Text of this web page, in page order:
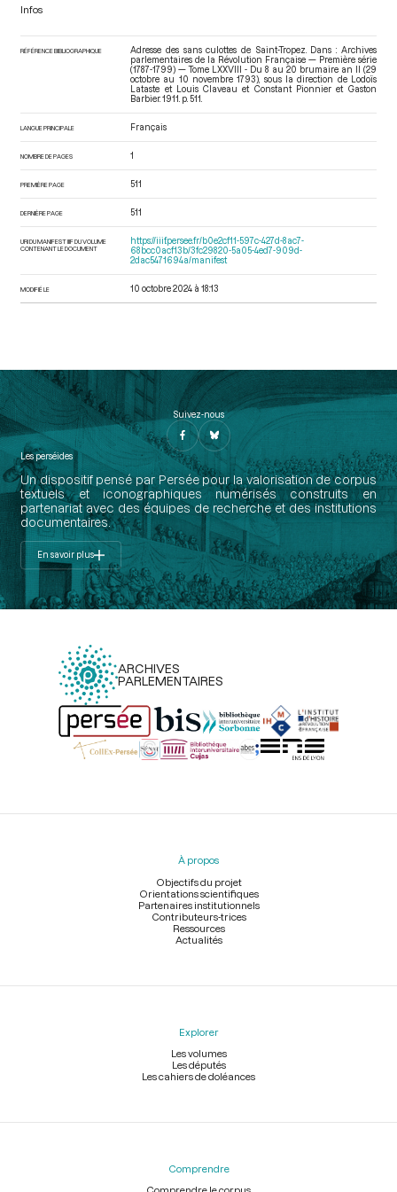
Infos
RÉFÉRENCE BIBLIOGRAPHIQUE
Adresse des sans culottes de Saint-Tropez. Dans : Archives
parlementaires de la Révolution Française — Première série
(1787-1799) — Tome LXXVIII - Du 8 au 20 brumaire an II (29
octobre au 10 novembre 1793) , sous la direction de Lodoïs
Lataste et Louis Claveau et Constant Pionnier et Gaston
Barbier. 1911. p. 511.
LANGUE PRINCIPALE Français
NOMBRE DE PAGES 1
PREMIÈRE PAGE 511
DERNIÈRE PAGE 511
URI DU MANIFEST IIIF DU VOLUME
CONTENANT LE DOCUMENT
https://iiif.persee.fr/b0e2cf11-597c-427d-8ac7-
68bcc0acf13b/3fc29820-5a05-4ed7-909d-
2dac5471694a/manifest
MODIFIÉ LE 10 octobre 2024 à 18:13
Suivez-nous
Les perséides
Un dispositif pensé par Persée pour la valorisation de corpus
textuels et iconographiques numérisés construits en
partenariat avec des équipes de recherche et des institutions
documentaires.
En savoir plus
ARCHIVES
PARLEMENTAIRES
Menu
À propos
Objectifs du projet
Orientations scientifiques
Partenaires institutionnels
Contributeurs-trices
Ressources
Actualités
Explorer
Les volumes
Les députés
Les cahiers de doléances
Comprendre